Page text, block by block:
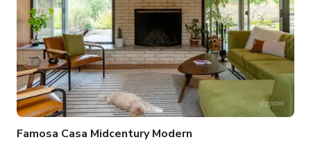
Famosa Casa Midcentury Modern